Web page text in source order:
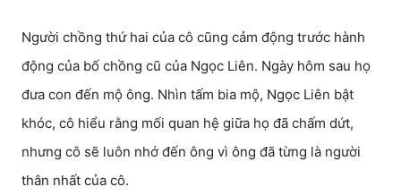
Người chồng thứ hai của cô cũng cảm động trước hành
động của bố chồng cũ của Ngọc Liên. Ngày hôm sau họ
đưa con đến mộ ông. Nhìn tấm bia mộ, Ngọc Liên bật
khóc, cô hiểu rằng mối quan hệ giữa họ đã chấm dứt,
nhưng cô sẽ luôn nhớ đến ông vì ông đã từng là người
thân nhất của cô.